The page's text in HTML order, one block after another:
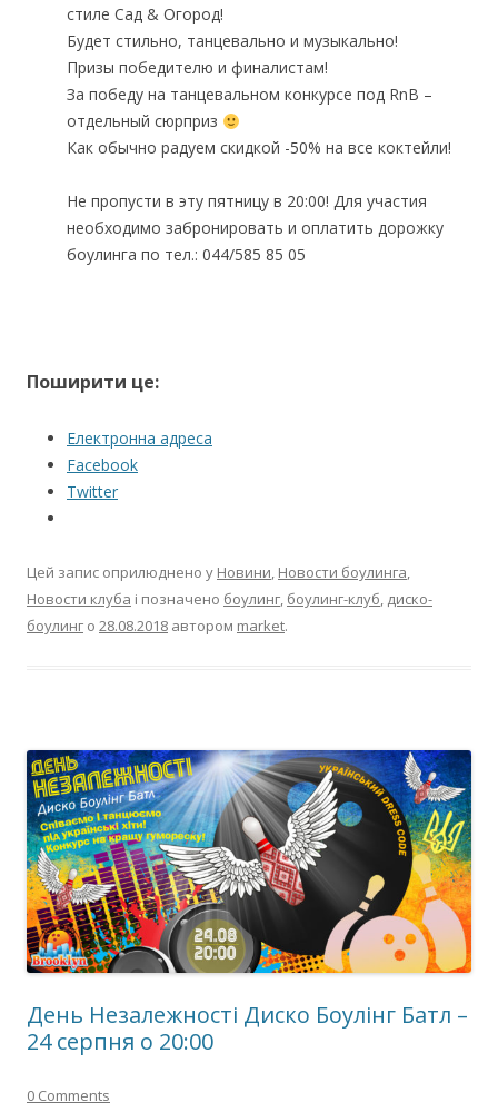
стиле Сад & Огород!
Будет стильно, танцевально и музыкально!
Призы победителю и финалистам!
За победу на танцевальном конкурсе под RnB –
отдельный сюрприз
Как обычно радуем скидкой -50% на все коктейли!
Не пропусти в эту пятницу в 20:00! Для участия
необходимо забронировать и оплатить дорожку
боулинга по тел.: 044/585 85 05
Поширити це:
Електронна адреса
Facebook
Twitter
Цей запис оприлюднено у Новини, Новости боулинга,
Новости клуба і позначено боулинг, боулинг-клуб, диско-
боулинг о 28.08.2018 автором market.
День Незалежності Диско Боулінг Батл –
24 серпня о 20:00
0 Comments